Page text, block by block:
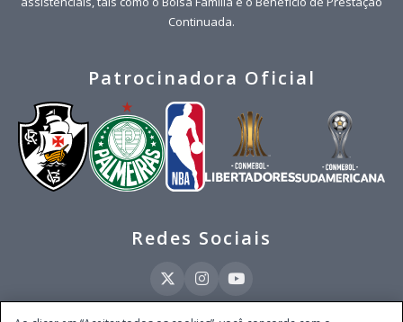
Continuada.
Patrocinadora Oficial
Redes Sociais